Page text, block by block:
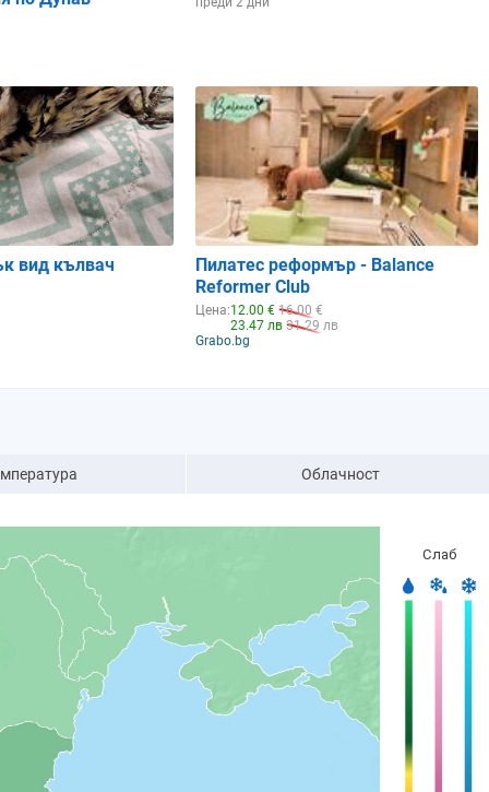
вид кълвач
Пилатес реформър - Balance
Reformer Club
Цена:12.00 € 16.00 €
23.47 лв 31.29 лв
Grabo.bg
Облачност